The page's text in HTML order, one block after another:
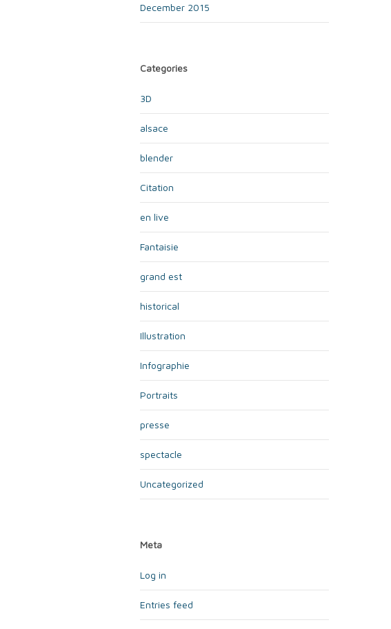
December 2015
Categories
3D
alsace
blender
Citation
en live
Fantaisie
grand est
historical
Illustration
Infographie
Portraits
presse
spectacle
Uncategorized
Meta
Log in
Entries feed